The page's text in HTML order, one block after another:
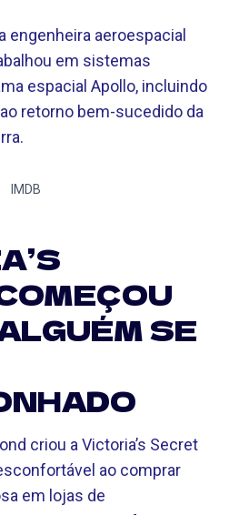
engenheira aeroespacial
em sistemas
espacial Apollo, incluindo
retorno bem-sucedido da
IMDB
SE
criou a Victoria’s Secret
ao comprar
em lojas de